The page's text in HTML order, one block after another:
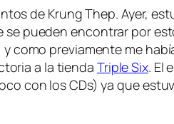
de Krung Thep. Ayer,
pueden encontrar por
como previamente me
a la tienda Triple Six. El
con los CDs) ya que